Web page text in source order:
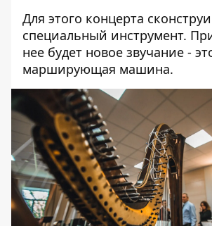
Для этого концерта
специальный инструмент.
нее будет новое звучание -
марширующая машина.